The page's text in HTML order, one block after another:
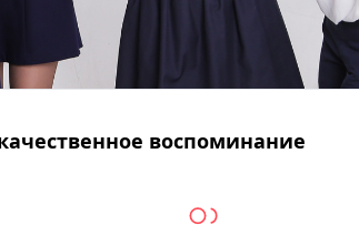
воспоминание